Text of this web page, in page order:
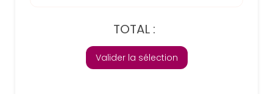
TOTAL :
Valider la sélection